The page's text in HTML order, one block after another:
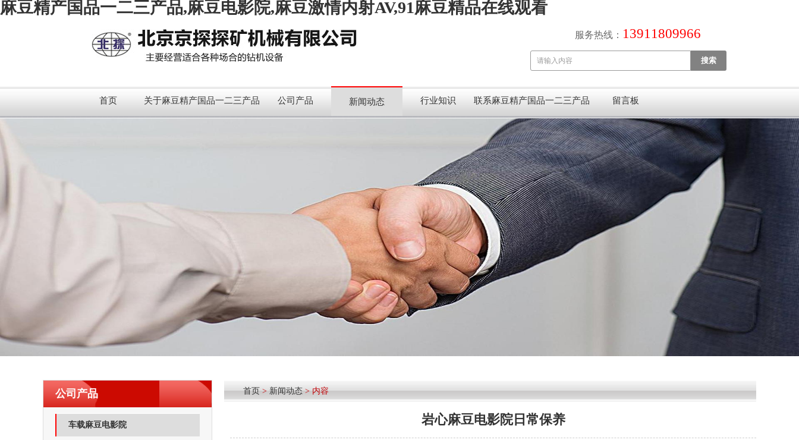
麻豆精产国品一二三产品,麻豆电影院,麻豆激情内射AV,91麻豆精品在线观看
服务热线： 13911809966
首页 关于麻豆精产国品一二三产品 公司产品 新闻动态 行业知识 联系麻豆精产国品一二三产品 留言板
公司产品
车载麻豆电影院
首页>新闻动态> 内容
岩心麻豆电影院日常保养